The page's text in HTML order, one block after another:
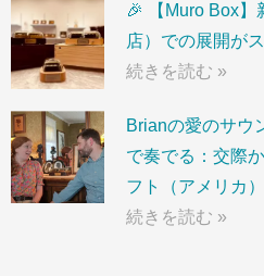
🎉 【Muro Box】
店）での展開が
続きを読む »
Brianの愛のサウ
で奏でる：交際
フト（アメリカ）
続きを読む »